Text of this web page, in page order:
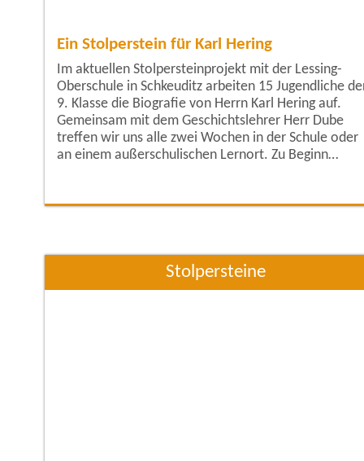
Ein Stolperstein für Karl Hering
Im aktuellen Stolpersteinprojekt mit der Lessing-
Oberschule in Schkeuditz arbeiten 15 Jugendliche
9. Klasse die Biografie von Herrn Karl Hering auf.
Gemeinsam mit dem Geschichtslehrer Herr Dube
treffen wir uns alle zwei Wochen in der Schule oder
an einem außerschulischen Lernort. Zu Beginn
Gedanken über die Bedeutung der Inschrift. In der
Stolpersteine